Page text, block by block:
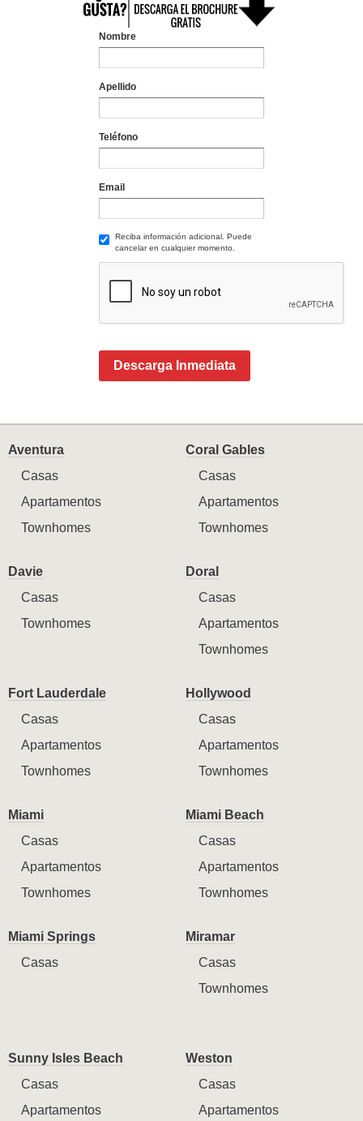
Nombre
Apellido
Teléfono
Email
Reciba información adicional. Puede
cancelar en cualquier momento.
Descarga Inmediata
Aventura
Casas
Apartamentos
Townhomes
Coral Gables
Casas
Apartamentos
Townhomes
Davie
Casas
Townhomes
Doral
Casas
Apartamentos
Townhomes
Fort Lauderdale
Casas
Apartamentos
Townhomes
Hollywood
Casas
Apartamentos
Townhomes
Miami
Casas
Apartamentos
Townhomes
Miami Beach
Casas
Apartamentos
Townhomes
Miami Springs
Casas
Miramar
Casas
Townhomes
Sunny Isles Beach
Casas
Apartamentos
Weston
Casas
Apartamentos